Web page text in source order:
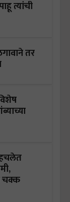
त्यांची
तर
चक्क